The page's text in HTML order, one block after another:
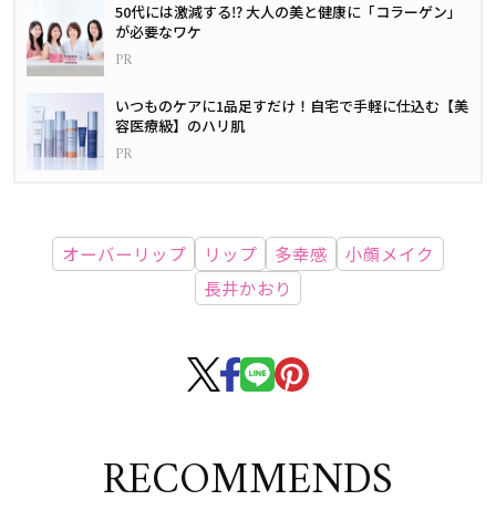
50代には激減する⁉ 大人の美と健康に「コラーゲン」
が必要なワケ
いつものケアに1品足すだけ！自宅で手軽に仕込む【美
容医療級】のハリ肌
オーバーリップ リップ 多幸感
小顔メイク
長井かおり
RECOMMENDS